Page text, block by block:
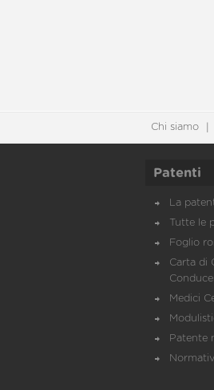
Chi siamo
Patenti
La
Tutte le
Foglio
Carta di
Medici
Patente